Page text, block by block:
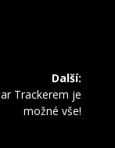
Další:
Trackerem je
možné vše!